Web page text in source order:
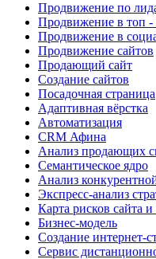
Продвижение по
Продвижение в топ -
Продвижение в
Продвижение сайтов
Продающий сайт
Создание сайтов
Посадочная страница
Адаптивная вёрстка
Автоматизация
CRM Афина
Анализ продающих
Семантическое ядро
Анализ
Экспресс-анализ
Карта рисков сайта
Бизнес-модель
Создание интернет-
Сервис